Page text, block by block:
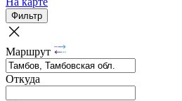
Фильтр
Маршрут
Откуда